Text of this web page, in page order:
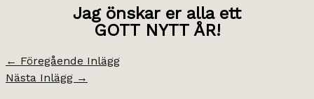
Jag önskar er alla ett
GOTT NYTT ÅR!
← Föregående Inlägg
Nästa Inlägg →